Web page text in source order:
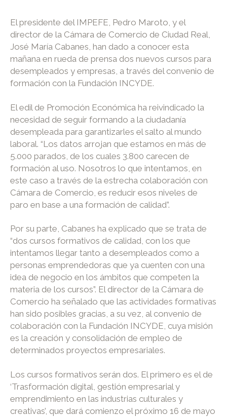
El presidente del IMPEFE, Pedro Maroto, y el
director de la Cámara de Comercio de Ciudad Real,
José María Cabanes, han dado a conocer esta
mañana en rueda de prensa dos nuevos cursos para
desempleados y empresas, a través del convenio de
formación con la Fundación INCYDE.
El edil de Promoción Económica ha reivindicado la
necesidad de seguir formando a la ciudadanía
desempleada para garantizarles el salto al mundo
laboral. “Los datos arrojan que estamos en más de
5.000 parados, de los cuales 3.800 carecen de
formación al uso. Nosotros lo que intentamos, en
este caso a través de la estrecha colaboración con
Cámara de Comercio, es reducir esos niveles de
paro en base a una formación de calidad”.
Por su parte, Cabanes ha explicado que se trata de
“dos cursos formativos de calidad, con los que
intentamos llegar tanto a desempleados como a
personas emprendedoras que ya cuenten con una
idea de negocio en los ámbitos que competen la
materia de los cursos”. El director de la Cámara de
Comercio ha señalado que las actividades formativas
han sido posibles gracias, a su vez, al convenio de
colaboración con la Fundación INCYDE, cuya misión
es la creación y consolidación de empleo de
determinados proyectos empresariales.
Los cursos formativos serán dos. El primero es el de
‘Trasformación digital, gestión empresarial y
emprendimiento en las industrias culturales y
creativas’, que dará comienzo el próximo 16 de mayo